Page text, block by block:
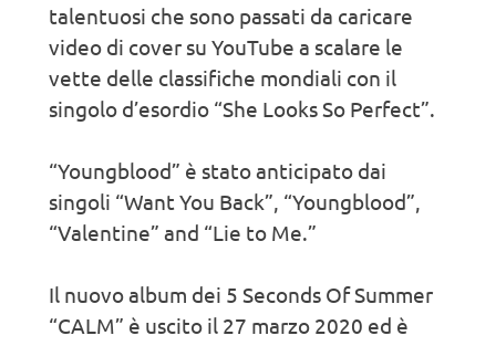
talentuosi che sono passati da caricare
video di cover su YouTube a scalare le
vette delle classifiche mondiali con il
singolo d’esordio “She Looks So Perfect”.
“Youngblood” è stato anticipato dai
singoli “Want You Back”, “Youngblood”,
“Valentine” and “Lie to Me.”
Il nuovo album dei 5 Seconds Of Summer
“CALM” è uscito il 27 marzo 2020 ed è